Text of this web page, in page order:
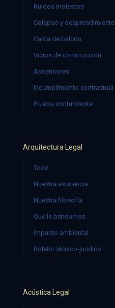
Ruidos molestos
Colapso y desprendimiento
Caída de balcón
Vicios de construcción
Ascensores
Incumplimiento contractual
Prueba contundente
Arquitectura Legal
Todo
Nuestra asistencia
Nuestra filosofía
Qué le brindamos
Impacto ambiental
Boletín técnico-jurídico
Acústica Legal